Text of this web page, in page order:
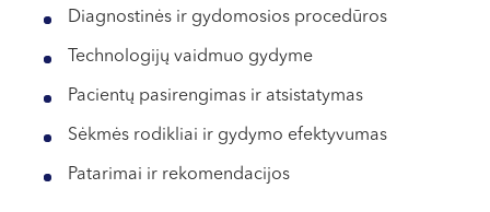
Diagnostinės ir gydomosios procedūros
Technologijų vaidmuo gydyme
Pacientų pasirengimas ir atsistatymas
Sėkmės rodikliai ir gydymo efektyvumas
Patarimai ir rekomendacijos